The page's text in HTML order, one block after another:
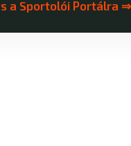
a Sportolói Portálra ⇒